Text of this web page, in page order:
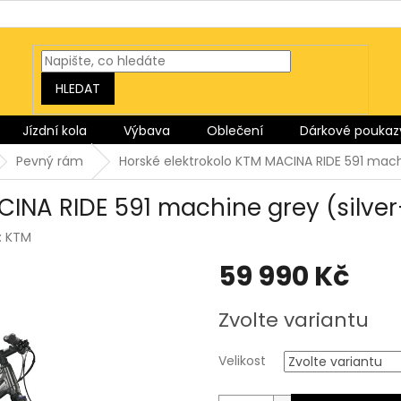
HLEDAT
Jízdní kola Výbava Oblečení Dárkové
Pevný rám Horské elektrokolo KTM MACINA RIDE 591
RIDE 591 machine grey
KTM
59 990 Kč
cena:
Zvolte variantu
Velikost